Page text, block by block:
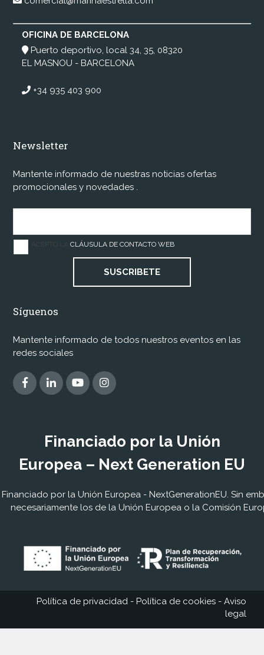
OFICINA DE BARCELONA
Puerto deportivo, local 34, 35, 08320
EL MASNOU - BARCELONA
+34 935 403 900
Newsletter
Mantente informado de nuestras noticias ofertas
promocionales y novedades .
ACEPTO LACLÁUSULA DE CONTACTO WEB
SUSCRIBETE
Síguenos
Mantente informado de todos nuestros eventos en las
redes sociales
Financiado por la Unión
Europea – Next Generation EU
Financiado por la Unión Europea - NextGenerationEU. Sin
necesariamente los de la Unión Europea o la Comisión
Política de privacidad- Política de cookies- Aviso
legal